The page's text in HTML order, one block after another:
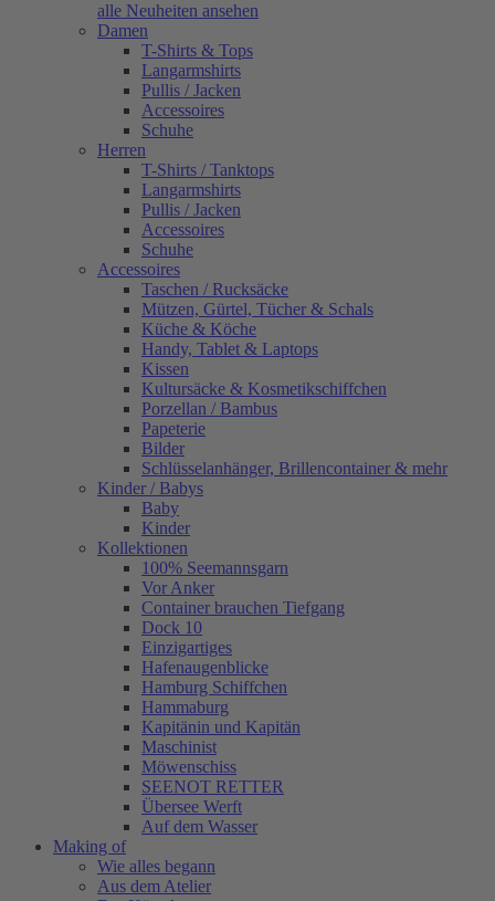
alle Neuheiten ansehen
Damen
T-Shirts & Tops
Langarmshirts
Pullis / Jacken
Accessoires
Schuhe
Herren
T-Shirts / Tanktops
Langarmshirts
Pullis / Jacken
Accessoires
Schuhe
Accessoires
Taschen / Rucksäcke
Mützen, Gürtel, Tücher & Schals
Küche & Köche
Handy, Tablet & Laptops
Kissen
Kultursäcke & Kosmetikschiffchen
Porzellan / Bambus
Papeterie
Bilder
Schlüsselanhänger, Brillencontainer & mehr
Kinder / Babys
Baby
Kinder
Kollektionen
100% Seemannsgarn
Vor Anker
Container brauchen Tiefgang
Dock 10
Einzigartiges
Hafenaugen­blicke
Hamburg Schiffchen
Hammaburg
Kapitänin und Kapitän
Maschinist
Möwenschiss
SEENOT RETTER
Übersee Werft
Auf dem Wasser
Making of
Wie alles begann
Aus dem Atelier